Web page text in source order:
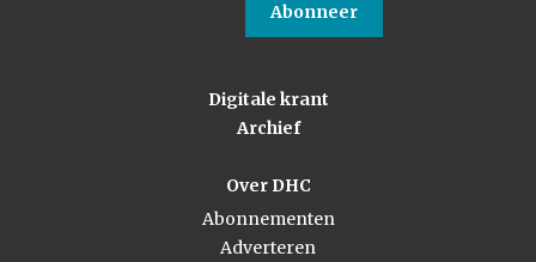
Abonneer
Digitale krant
Archief
Over DHC
Abonnementen
Adverteren